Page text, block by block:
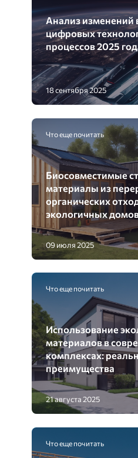
Анализ изменений
цифровых
процессов 2025
18 сентября 2025
Что еще почитать
Биосовместимые
материалы из
органических
экологичных
09 июля 2025
Что еще почитать
Использование
материалов в
комплексах:
преимущества
21 августа 2025
Что еще почитать